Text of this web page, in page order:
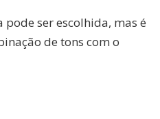
ser escolhida, mas é
de tons com o